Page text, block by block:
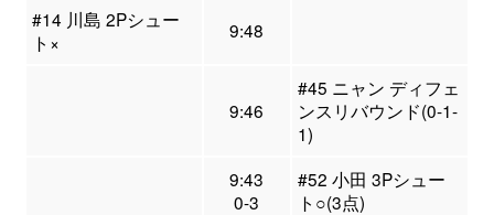
#14 川島 2Pシュー
ト×
9:48
9:46
#45 ニャン ディフェ
ンスリバウンド(0-1-
1)
9:43
0-3
#52 小田 3Pシュー
ト○(3点)